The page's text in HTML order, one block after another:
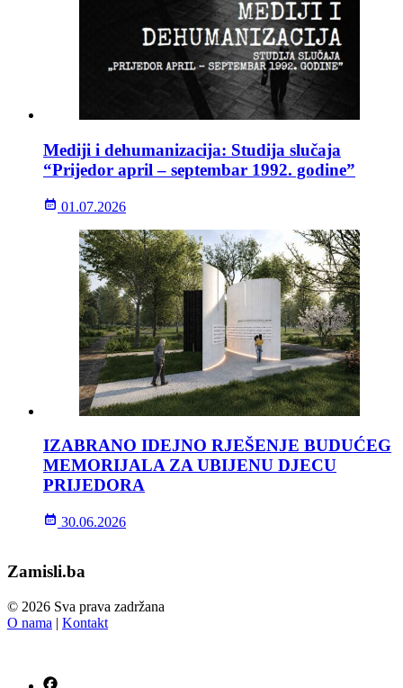
Mediji i dehumanizacija: Studija slučaja
“Prijedor april – septembar 1992. godine”
01.07.2026
IZABRANO IDEJNO RJEŠENJE BUDUĆEG
MEMORIJALA ZA UBIJENU DJECU
PRIJEDORA
30.06.2026
Zamisli.ba
© 2026 Sva prava zadržana
O nama | Kontakt